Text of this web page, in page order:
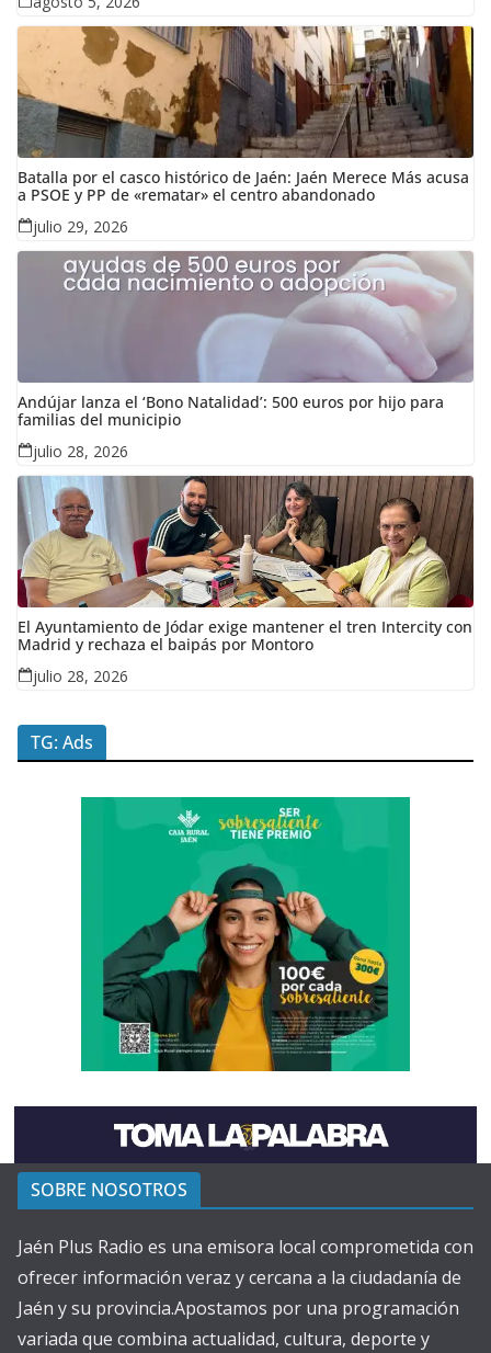
Batalla por el casco histórico de Jaén: Jaén Merece Más acusa
a PSOE y PP de «rematar» el centro abandonado
julio 29, 2026
Andújar lanza el ‘Bono Natalidad’: 500 euros por hijo para
familias del municipio
julio 28, 2026
El Ayuntamiento de Jódar exige mantener el tren Intercity con
Madrid y rechaza el baipás por Montoro
julio 28, 2026
TG: Ads
SOBRE NOSOTROS
Jaén Plus Radio es una emisora local comprometida con
ofrecer información veraz y cercana a la ciudadanía de
Jaén y su provincia.Apostamos por una programación
variada que combina actualidad, cultura, deporte y